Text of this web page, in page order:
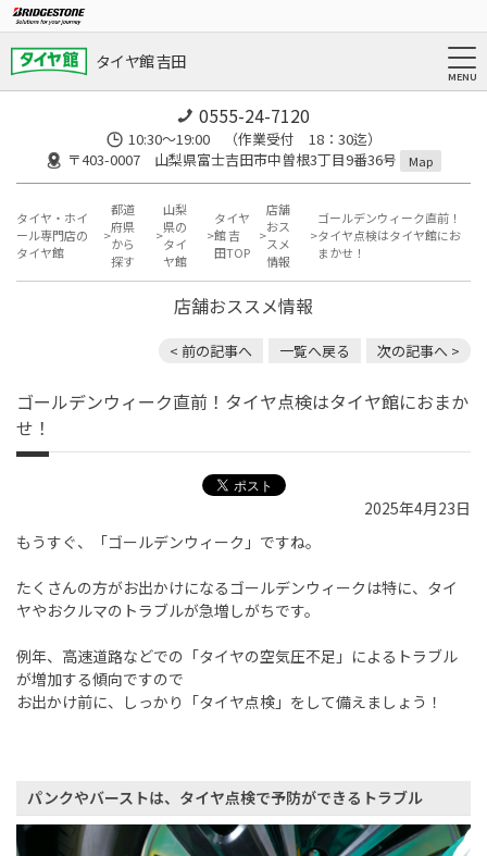
タイヤ館 吉田
0555-24-7120
10:30～19:00 （作業受付 18：30迄）
〒403-0007 山梨県富士吉田市中曽根3丁目9番36号
Map
タイヤ・ホイ
ール専門店の
タイヤ館
都道
府県
から
探す
山梨
県の
タイ
ヤ館
タイヤ
館 吉
田TOP
店舗
おス
スメ
情報
ゴールデンウィーク直前！
タイヤ点検はタイヤ館にお
まかせ！
店舗おススメ情報
< 前の記事へ 一覧へ戻る 次の記事へ >
ゴールデンウィーク直前！タイヤ点検はタイヤ館におまか
せ！
2025年4月23日
もうすぐ、「ゴールデンウィーク」ですね。
たくさんの方がお出かけになるゴールデンウィークは特に、タイ
ヤやおクルマのトラブルが急増しがちです。
例年、高速道路などでの「タイヤの空気圧不足」によるトラブル
が増加する傾向ですので
お出かけ前に、しっかり「タイヤ点検」をして備えましょう！
パンクやバーストは、タイヤ点検で予防ができるトラブル